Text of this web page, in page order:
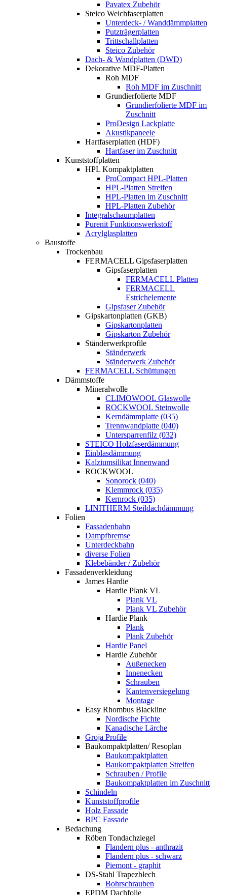
Pavatex Zubehör
Steico Weichfaserplatten
Unterdeck- / Wanddämmplatten
Putzträgerplatten
Trittschallplatten
Steico Zubehör
Dach- & Wandplatten (DWD)
Dekorative MDF-Platten
Roh MDF
Roh MDF im Zuschnitt
Grundierfolierte MDF
Grundierfolierte MDF im
Zuschnitt
ProDesign Lackplatte
Akustikpaneele
Hartfaserplatten (HDF)
Hartfaser im Zuschnitt
Kunststoffplatten
HPL Kompaktplatten
ProCompact HPL-Platten
HPL-Platten Streifen
HPL-Platten im Zuschnitt
HPL-Platten Zubehör
Integralschaumplatten
Purenit Funktionswerkstoff
Acrylglasplatten
Baustoffe
Trockenbau
FERMACELL Gipsfaserplatten
Gipsfaserplatten
FERMACELL Platten
FERMACELL
Estrichelemente
Gipsfaser Zubehör
Gipskartonplatten (GKB)
Gipskartonplatten
Gipskarton Zubehör
Ständerwerkprofile
Ständerwerk
Ständerwerk Zubehör
FERMACELL Schüttungen
Dämmstoffe
Mineralwolle
CLIMOWOOL Glaswolle
ROCKWOOL Steinwolle
Kerndämmplatte (035)
Trennwandplatte (040)
Untersparrenfilz (032)
STEICO Holzfaserdämmung
Einblasdämmung
Kalziumsilikat Innenwand
ROCKWOOL
Sonorock (040)
Klemmrock (035)
Kernrock (035)
LINITHERM Steildachdämmung
Folien
Fassadenbahn
Dampfbremse
Unterdeckbahn
diverse Folien
Klebebänder / Zubehör
Fassadenverkleidung
James Hardie
Hardie Plank VL
Plank VL
Plank VL Zubehör
Hardie Plank
Plank
Plank Zubehör
Hardie Panel
Hardie Zubehör
Außenecken
Innenecken
Schrauben
Kantenversiegelung
Montage
Easy Rhombus Blackline
Nordische Fichte
Kanadische Lärche
Groja Profile
Baukompaktplatten/ Resoplan
Baukompaktplatten
Baukompaktplatten Streifen
Schrauben / Profile
Baukompaktplatten im Zuschnitt
Schindeln
Kunststoffprofile
Holz Fassade
BPC Fassade
Bedachung
Röben Tondachziegel
Flandern plus - anthrazit
Flandern plus - schwarz
Piemont - graphit
DS-Stahl Trapezblech
Bohrschrauben
EPDM Dachfolie